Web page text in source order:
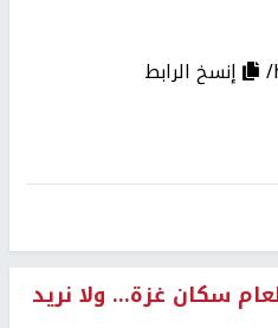
إنسخ الرابط
سكان غزة... ولا نريد